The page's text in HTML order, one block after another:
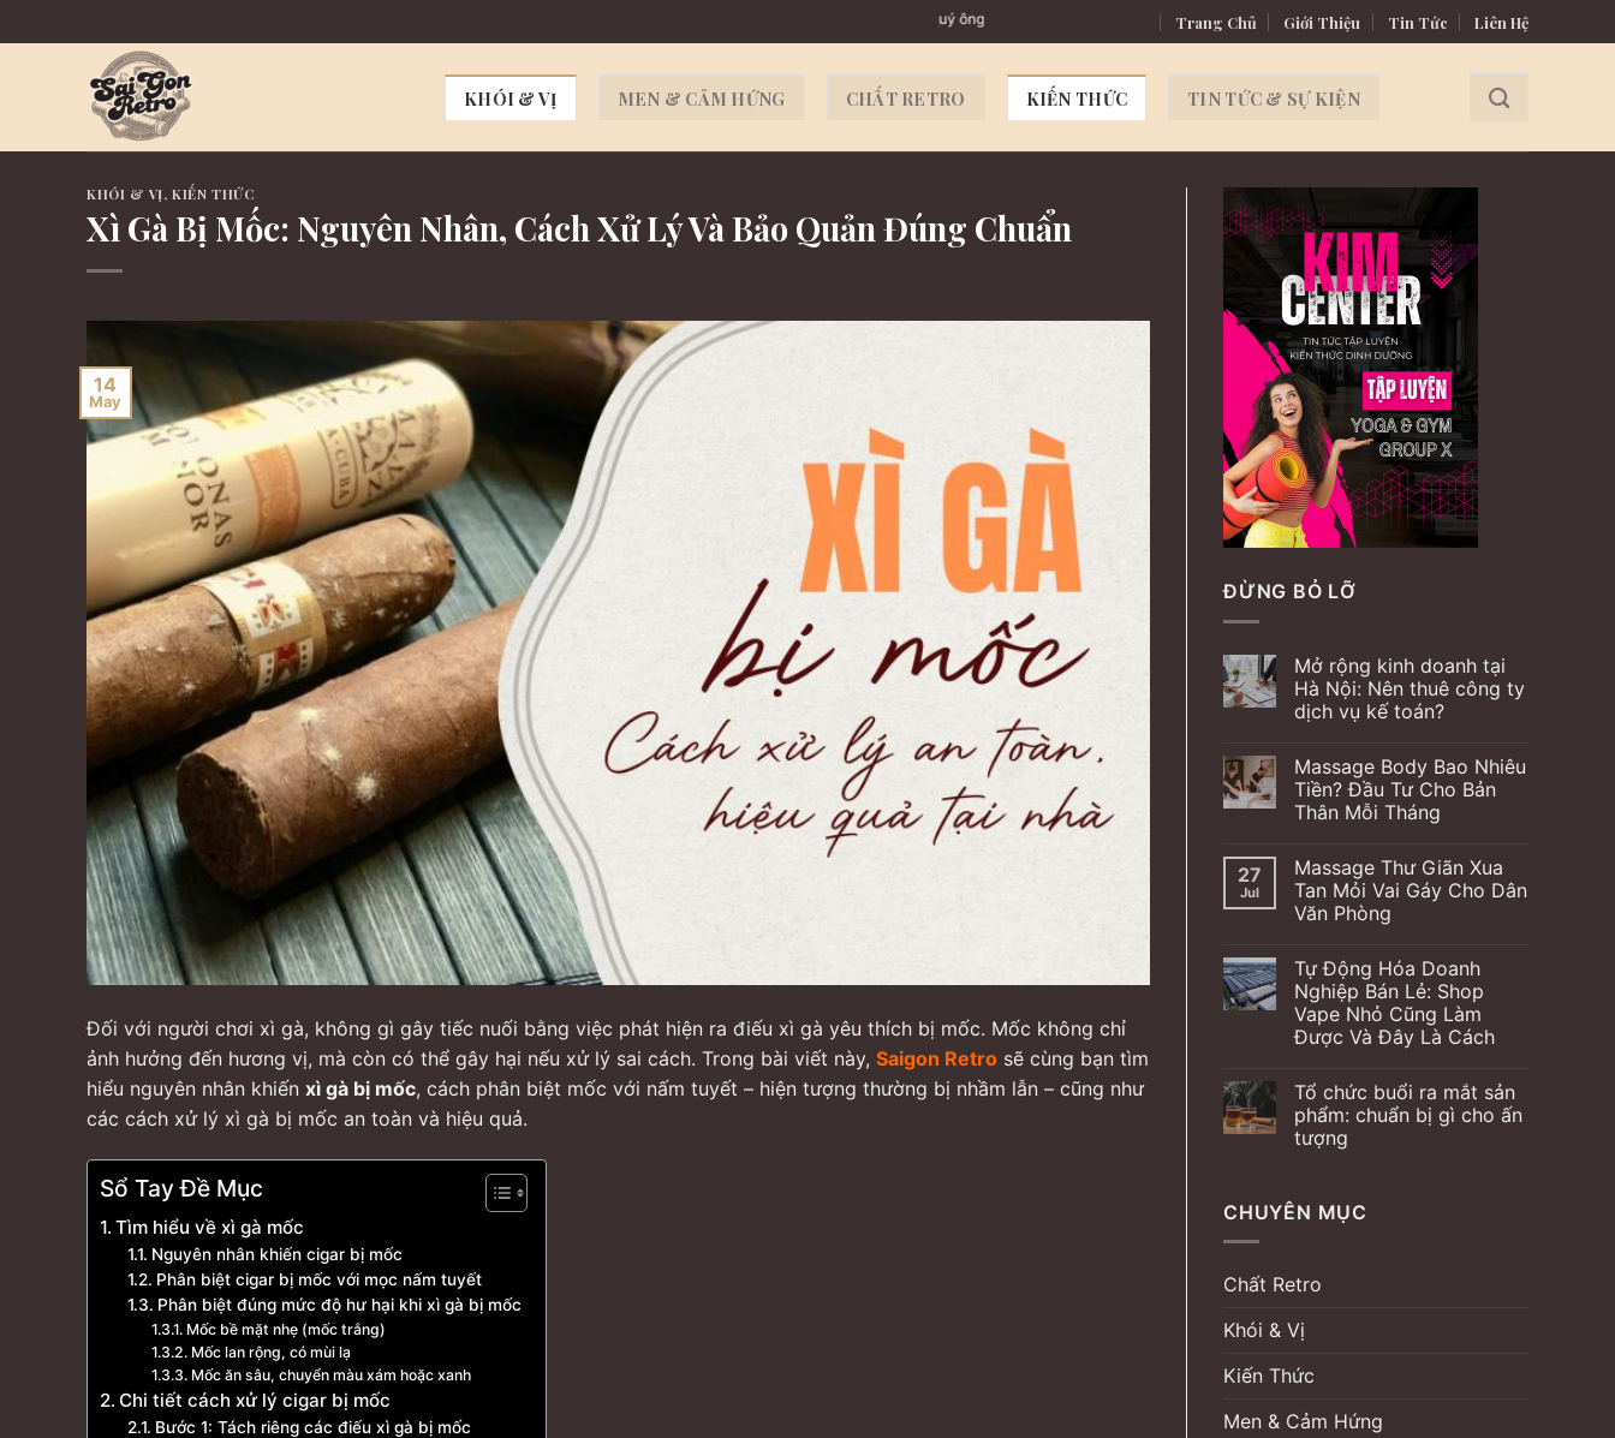
to
Xì gà & Rượu – Bản lĩnh quý ông
Trang Chủ Giới Thiệu Tin Tức Liên Hệ
KHÓI & VỊ MEN & CẢM HỨNG CHẤT RETRO KIẾN THỨC TIN TỨC & SỰ KIỆN
KHÓI & VỊ,KIẾN THỨC
Xì Gà Bị Mốc: Nguyên Nhân, Cách Xử Lý Và Bảo Quản Đúng Chuẩn
14
May
Đối với người chơi xì gà, không gì gây tiếc nuối bằng việc phát hiện ra điếu xì gà yêu thích bị mốc. Mốc không chỉ
ảnh hưởng đến hương vị, mà còn có thể gây hại nếu xử lý sai cách. Trong bài viết này, Saigon Retro sẽ cùng bạn tìm
hiểu nguyên nhân khiến xì gà bị mốc, cách phân biệt mốc với nấm tuyết – hiện tượng thường bị nhầm lẫn – cũng như
các cách xử lý xì gà bị mốc an toàn và hiệu quả.
Sổ Tay Đề Mục
Tìm hiểu về xì gà mốc
Nguyên nhân khiến cigar bị mốc
Phân biệt cigar bị mốc với mọc nấm tuyết
Phân biệt đúng mức độ hư hại khi xì gà bị mốc
Mốc bề mặt nhẹ (mốc trắng)
Mốc lan rộng, có mùi lạ
Mốc ăn sâu, chuyển màu xám hoặc xanh
Chi tiết cách xử lý cigar bị mốc
Bước 1: Tách riêng các điếu xì gà bị mốc
ĐỪNG BỎ LỠ
Mở rộng kinh doanh tại
Hà Nội: Nên thuê công ty
dịch vụ kế toán?
Massage Body Bao Nhiêu
Tiền? Đầu Tư Cho Bản
Thân Mỗi Tháng
27
Jul
Massage Thư Giãn Xua
Tan Mỏi Vai Gáy Cho Dân
Văn Phòng
Tự Động Hóa Doanh
Nghiệp Bán Lẻ: Shop
Vape Nhỏ Cũng Làm
Được Và Đây Là Cách
Tổ chức buổi ra mắt sản
phẩm: chuẩn bị gì cho ấn
tượng
CHUYÊN MỤC
Chất Retro
Khói & Vị
Kiến Thức
Men & Cảm Hứng